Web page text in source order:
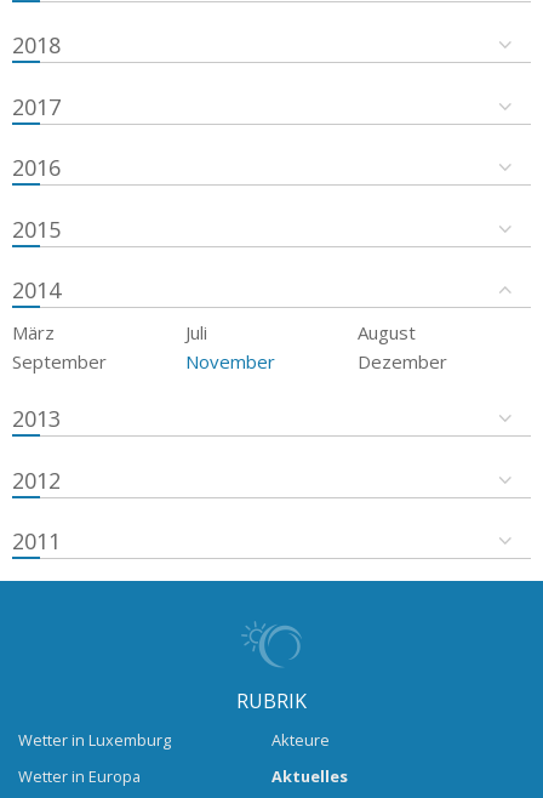
2018
2017
2016
2015
2014
März Juli
August
September
November Dezember
2013
2012
2011
RUBRIK
Wetter in Luxemburg
Wetter in Europa
Akteure
Aktuelles